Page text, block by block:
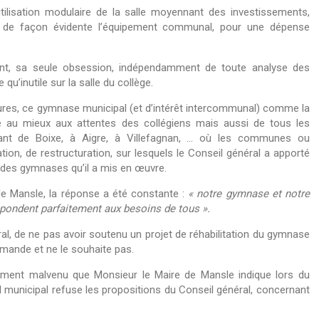
modulaire de la salle moyennant des investissements,
façon évidente l’équipement communal, pour une dépense
sa seule obsession, indépendamment de toute analyse des
sur la salle du collège.
ce gymnase municipal (et d’intérêt intercommunal) comme la
au mieux aux attentes des collégiens mais aussi de tous les
de Boixe, à Aigre, à Villefagnan, … où les communes ou
de restructuration, sur lesquels le Conseil général a apporté
gymnases qu’il a mis en œuvre.
Mansle, la réponse a été constante : « notre gymnase et notre
parfaitement aux besoins de tous ».
de ne pas avoir soutenu un projet de réhabilitation du gymnase
et ne le souhaite pas.
malvenu que Monsieur le Maire de Mansle indique lors du
refuse les propositions du Conseil général, concernant